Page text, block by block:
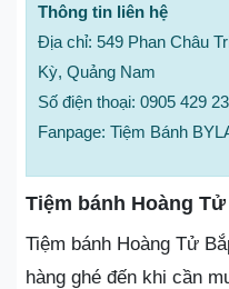
Thông tin liên hệ
Địa chỉ: 549 Phan Châu
Kỳ, Quảng Nam
Số điện thoại: 0905 429
Fanpage: Tiệm Bánh
Tiệm bánh Hoàng
Tiệm bánh Hoàng Tử
hàng ghé đến khi cần